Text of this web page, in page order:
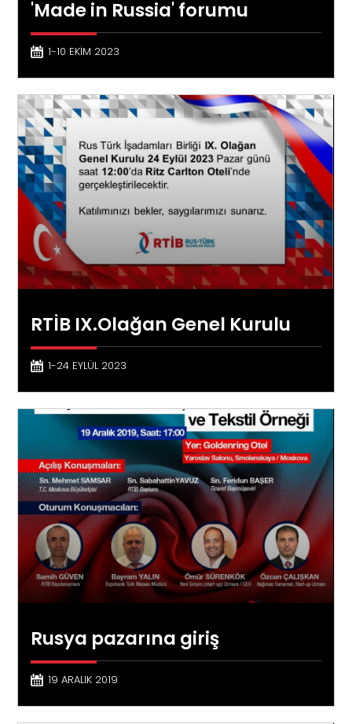
'Made in Russia' forumu
1-10 EKİM 2023
RTİB IX.Olağan Genel Kurulu
1-24 EYLÜL 2023
Rusya pazarına giriş
19 ARALIK 2019